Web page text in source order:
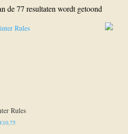
de 77 resultaten wordt getoond
nieuwste
Rules
€10,75